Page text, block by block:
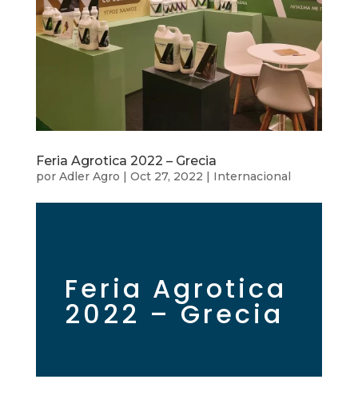
Feria Agrotica 2022 – Grecia
por Adler Agro Oct 27, 2022 Internacional
Feria Agrotica
2022 – Grecia